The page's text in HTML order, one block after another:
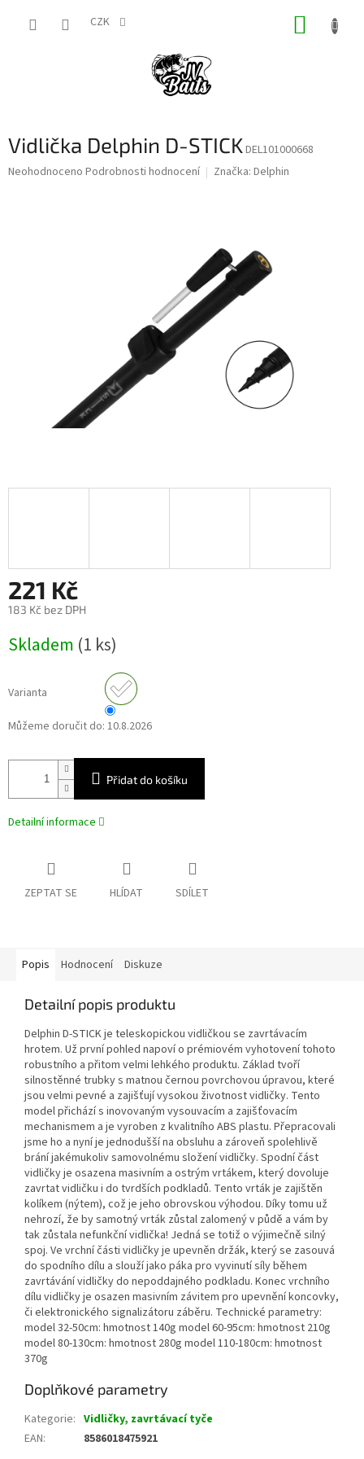
CZK
Vidlička Delphin D-STICKDEL101000668
Průměrné
Neohodnoceno Podrobnosti hodnocení Značka: Delphin
221 Kč
183 Kč bez DPH
cena:
Skladem (1 ks)
Varianta
Můžeme doručit do: 10.8.2026
Přidat do košíku
Detailní informace
ZEPTAT SE HLÍDAT SDÍLET
Popis Hodnocení Diskuze
Detailní popis produktu
Delphin D-STICK je teleskopickou vidličkou se zavrtávacím
hrotem. Už první pohled napoví o prémiovém vyhotovení tohoto
robustního a přitom velmi lehkého produktu. Základ tvoří
silnostěnné trubky s matnou černou povrchovou úpravou, které
jsou velmi pevné a zajišťují vysokou životnost vidličky. Tento
model přichází s inovovaným vysouvacím a zajišťovacím
mechanismem a je vyroben z kvalitního ABS plastu. Přepracovali
jsme ho a nyní je jednodušší na obsluhu a zároveň spolehlivě
brání jakémukoliv samovolnému složení vidličky. Spodní část
vidličky je osazena masivním a ostrým vrtákem, který dovoluje
zavrtat vidličku i do tvrdších podkladů. Tento vrták je zajištěn
kolíkem (nýtem), což je jeho obrovskou výhodou. Díky tomu už
nehrozí, že by samotný vrták zůstal zalomený v půdě a vám by
tak zůstala nefunkční vidlička! Jedná se totiž o výjimečně silný
spoj. Ve vrchní části vidličky je upevněn držák, který se zasouvá
do spodního dílu a slouží jako páka pro vyvinutí síly během
zavrtávání vidličky do nepoddajného podkladu. Konec vrchního
dílu vidličky je osazen masivním závitem pro upevnění koncovky,
či elektronického signalizátoru záběru. Technické parametry:
model 32-50cm: hmotnost 140g model 60-95cm: hmotnost 210g
model 80-130cm: hmotnost 280g model 110-180cm: hmotnost
370g
Doplňkové parametry
Kategorie: Vidličky, zavrtávací tyče
EAN: 8586018475921